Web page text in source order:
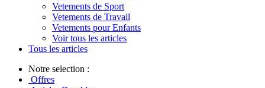
Vetements de Sport
Vetements de Travail
Vetements pour Enfants
Voir tous les articles
Tous les articles
Notre selection :
Offres